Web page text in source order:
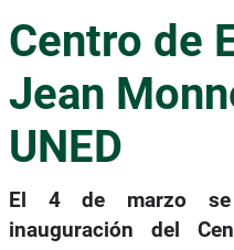
Centro de
Jean
UNED
El 4 de marzo
inauguración del